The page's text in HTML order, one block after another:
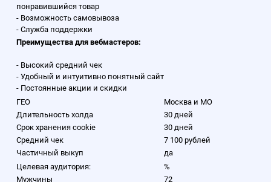
понравившийся товар
- Возможность самовывоза
- Служба поддержки
Преимущества для вебмастеров:
- Высокий средний чек
- Удобный и интуитивно понятный сайт
- Постоянные акции и скидки
ГЕО
Москва и МО
Длительность холда
30 дней
Срок хранения cookie
30 дней
Средний чек
7 100 рублей
Частичный выкуп
да
Целевая аудитория:
%
Мужчины
72